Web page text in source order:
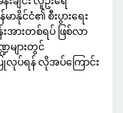
နိုင်ငံ၏ စီးပွားရေး
ားတစ်ရပ် ဖြစ်လာ
များတွင်
ပြုလုပ်ရန် လိုအပ်ကြောင်း